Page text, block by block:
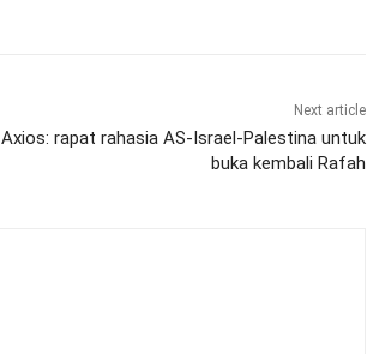
Next article
Axios: rapat rahasia AS-Israel-Palestina untuk
buka kembali Rafah